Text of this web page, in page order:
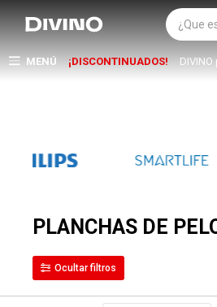
MENÚ ¡DISCONTINUADOS!
PLANCHAS DE